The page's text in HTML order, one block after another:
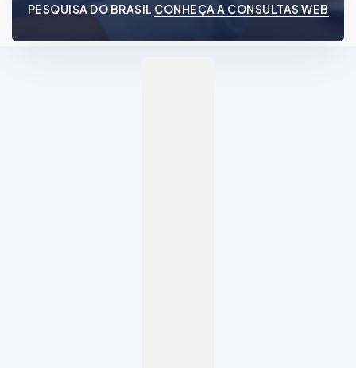
PESQUISA DO BRASIL CONHEÇA A CONSULTAS WEB